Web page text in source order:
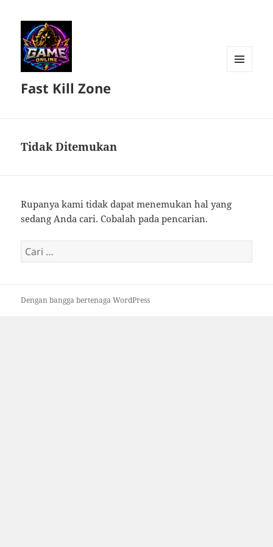
Fast Kill Zone
Tidak Ditemukan
Rupanya kami tidak dapat menemukan hal yang
sedang Anda cari. Cobalah pada pencarian.
Cari
untuk:
Dengan bangga bertenaga WordPress